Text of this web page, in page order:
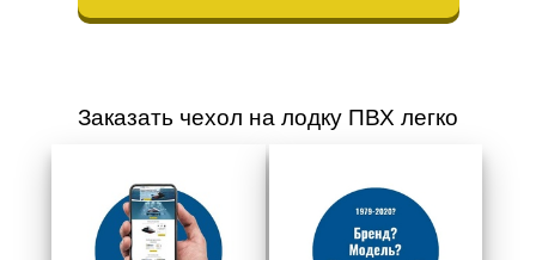
Заказать чехол на лодку ПВХ легко